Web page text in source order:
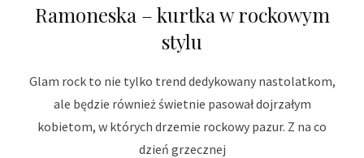
Ramoneska – kurtka w rockowym
stylu
Glam rock to nie tylko trend dedykowany nastolatkom,
ale będzie również świetnie pasował dojrzałym
kobietom, w których drzemie rockowy pazur. Z na co
dzień grzecznej